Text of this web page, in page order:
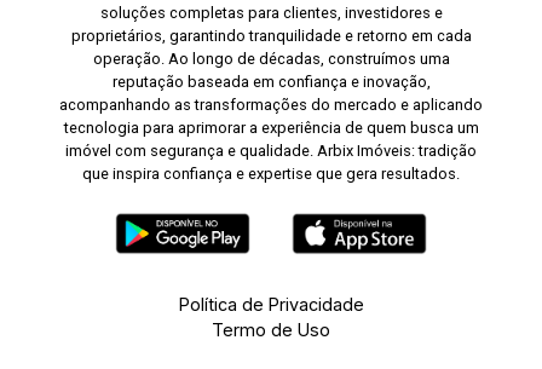
soluções completas para clientes, investidores e
proprietários, garantindo tranquilidade e retorno em cada
operação. Ao longo de décadas, construímos uma
reputação baseada em confiança e inovação,
acompanhando as transformações do mercado e aplicando
tecnologia para aprimorar a experiência de quem busca um
imóvel com segurança e qualidade. Arbix Imóveis: tradição
que inspira confiança e expertise que gera resultados.
Política de Privacidade
Termo de Uso